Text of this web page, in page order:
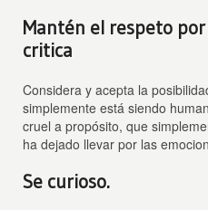
Mantén el respeto
critica
Considera y acepta la
simplemente está siendo
cruel a propósito, que
ha dejado llevar por las
Se curioso.